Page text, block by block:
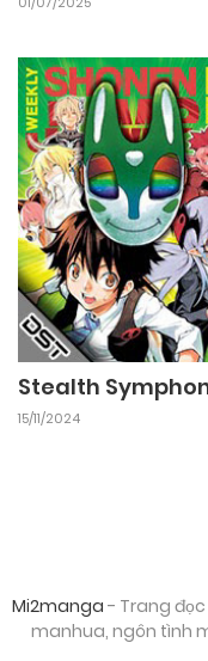
Stealth
15/11/2024
Mi2manga - Trang
manhua, ngôn tình